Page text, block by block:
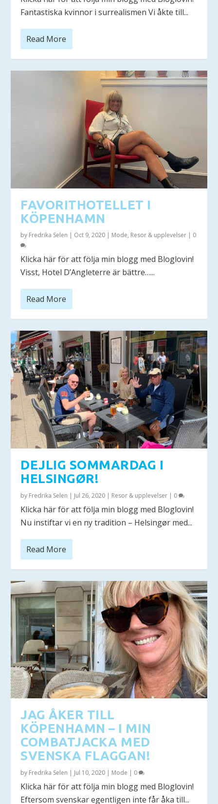
Fantastiska kvinnor i surrealismen Vi åkte till...
Read More
FAVORITHOTELLET I
KÖPENHAMN
by Fredrika Selen | Oct 9, 2020 | Mode, Resor & upplevelser | 0
Klicka här för att följa min blogg med Bloglovin!
Visst, Hotel D’Angleterre är bättre…...
Read More
DEJLIG SOMMARDAG I
HELSINGØR!
by Fredrika Selen | Jul 26, 2020 | Resor & upplevelser | 0
Klicka här för att följa min blogg med Bloglovin!
Nu instiftar vi en ny tradition – Helsingør med...
Read More
JAG ÅKER TILL
KÖPENHAMN – I MIN
COMBATJACKA MED
SVENSKA FLAGGAN!
by Fredrika Selen Jul 10, 2020 Mode 0
Klicka här för att följa min blogg med Bloglovin!
Eftersom svenskar egentligen inte får åka till...